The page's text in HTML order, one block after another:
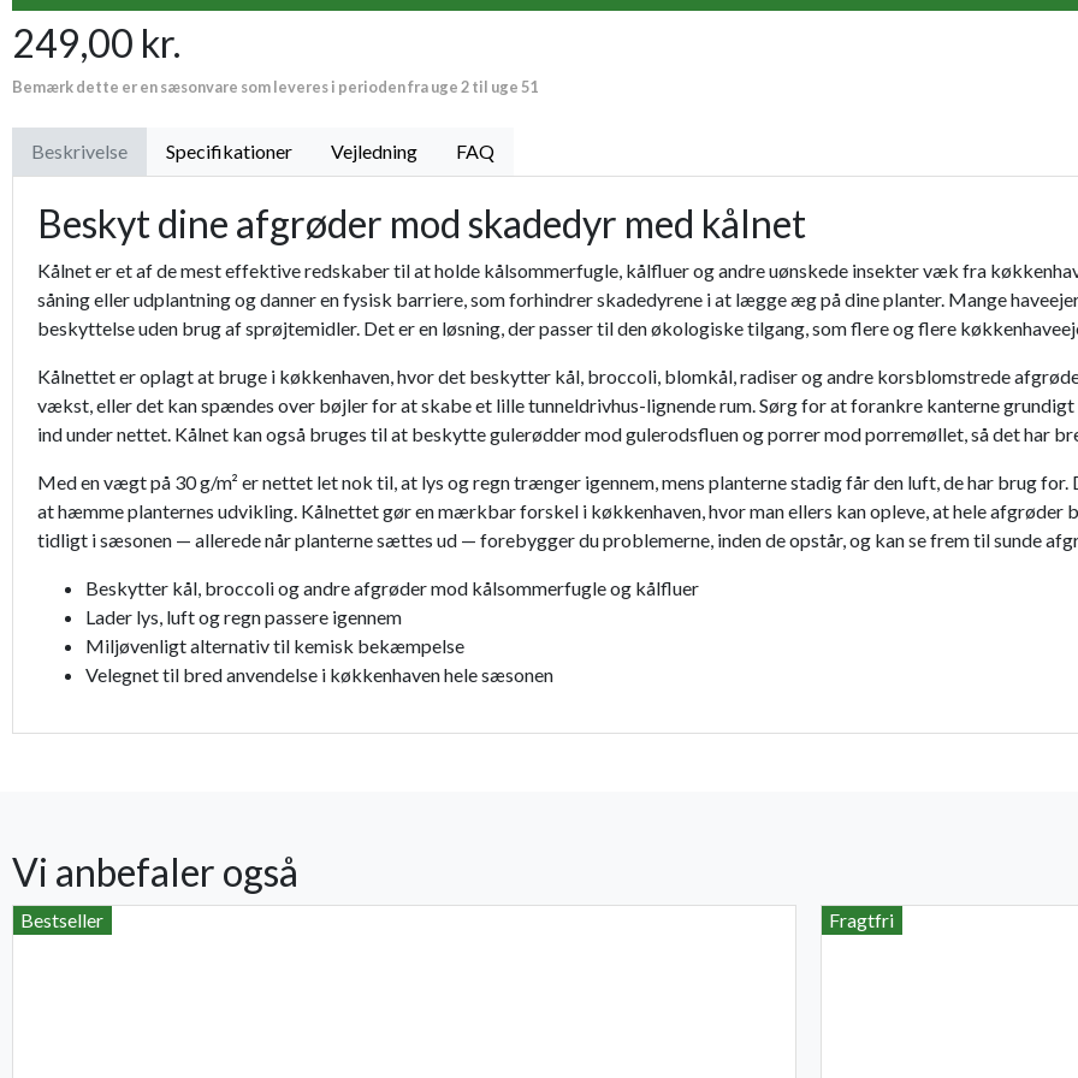
Plantetorvets grønne vandingspose 75 liter
Luksus læderhandske
Premium læder handske Flutter
GroGreen® Køkkenhave NPK 6-2-6 + 2% Mg
Proffesionel vandingspose 100 liter
Jernspyd 20 cm/spyd til siveslange
Dækbark fra Champost®
249,00 kr.
Bemærk dette er en sæsonvare som leveres i perioden fra uge 2 til uge 51
Beskrivelse Specifikationer Vejledning FAQ
Beskyt dine afgrøder mod skadedyr med kålnet
Kålnet er et af de mest effektive redskaber til at holde kålsommerfugle, kålfluer og andre uønskede insekter væk fra
såning eller udplantning og danner en fysisk barriere, som forhindrer skadedyrene i at lægge æg på dine planter. Mange
beskyttelse uden brug af sprøjtemidler. Det er en løsning, der passer til den økologiske tilgang, som flere og flere
Kålnettet er oplagt at bruge i køkkenhaven, hvor det beskytter kål, broccoli, blomkål, radiser og andre korsblomstrede
vækst, eller det kan spændes over bøjler for at skabe et lille tunneldrivhus-lignende rum. Sørg for at forankre kanterne
ind under nettet. Kålnet kan også bruges til at beskytte gulerødder mod gulerodsfluen og porrer mod porremøllet, så det har
Med en vægt på 30 g/m² er nettet let nok til, at lys og regn trænger igennem, mens planterne stadig får den luft, de har brug
at hæmme planternes udvikling. Kålnettet gør en mærkbar forskel i køkkenhaven, hvor man ellers kan opleve, at hele
tidligt i sæsonen — allerede når planterne sættes ud — forebygger du problemerne, inden de opstår, og kan se frem til sunde
Beskytter kål, broccoli og andre afgrøder mod kålsommerfugle og kålfluer
Lader lys, luft og regn passere igennem
Miljøvenligt alternativ til kemisk bekæmpelse
Velegnet til bred anvendelse i køkkenhaven hele sæsonen
Vi anbefaler også
Bestseller Fragtfri